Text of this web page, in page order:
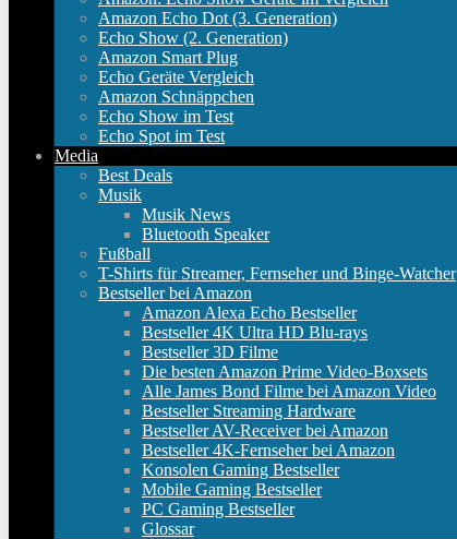
Amazon Echo Dot (3. Generation)
Echo Show (2. Generation)
Amazon Smart Plug
Echo Geräte Vergleich
Amazon Schnäppchen
Echo Show im Test
Echo Spot im Test
Media
Best Deals
Musik
Musik News
Bluetooth Speaker
Fußball
T-Shirts für Streamer, Fernseher und Binge-Watcher
Bestseller bei Amazon
Amazon Alexa Echo Bestseller
Bestseller 4K Ultra HD Blu-rays
Bestseller 3D Filme
Die besten Amazon Prime Video-Boxsets
Alle James Bond Filme bei Amazon Video
Bestseller Streaming Hardware
Bestseller AV-Receiver bei Amazon
Bestseller 4K-Fernseher bei Amazon
Konsolen Gaming Bestseller
Mobile Gaming Bestseller
PC Gaming Bestseller
Glossar